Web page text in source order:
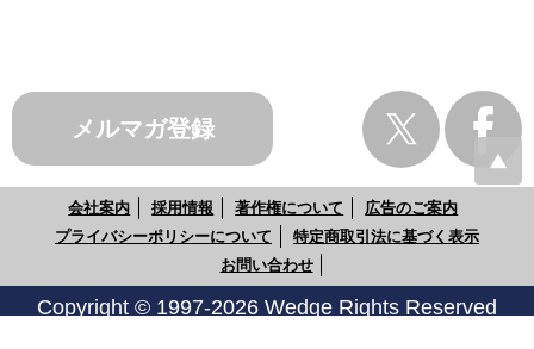
メルマガ登録
会社案内 採用情報 著作権について
広告のご案内
プライバシーポリシーについて
特定商取引法に基づく表示
お問い合わせ
Copyright © 1997-2026 Wedge Rights Reserved